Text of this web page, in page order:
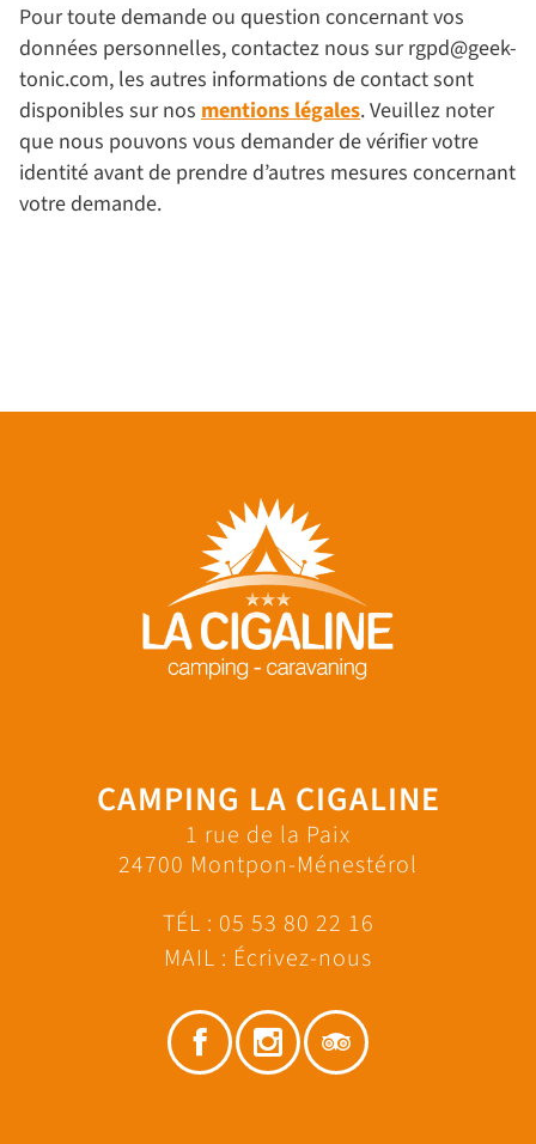
Pour toute demande ou question concernant vos
données personnelles, contactez nous sur rgpd@geek-
tonic.com, les autres informations de contact sont
disponibles sur nos mentions légales. Veuillez noter
que nous pouvons vous demander de vérifier votre
identité avant de prendre d’autres mesures concernant
votre demande.
CAMPING LA CIGALINE
1 rue de la Paix
24700 Montpon-Ménestérol
TÉL : 05 53 80 22 16
MAIL : Écrivez-nous